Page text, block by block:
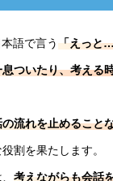
語で言う「えっと
ついたり、考える
の流れを止めること
割を果たします。
考えながらも会話